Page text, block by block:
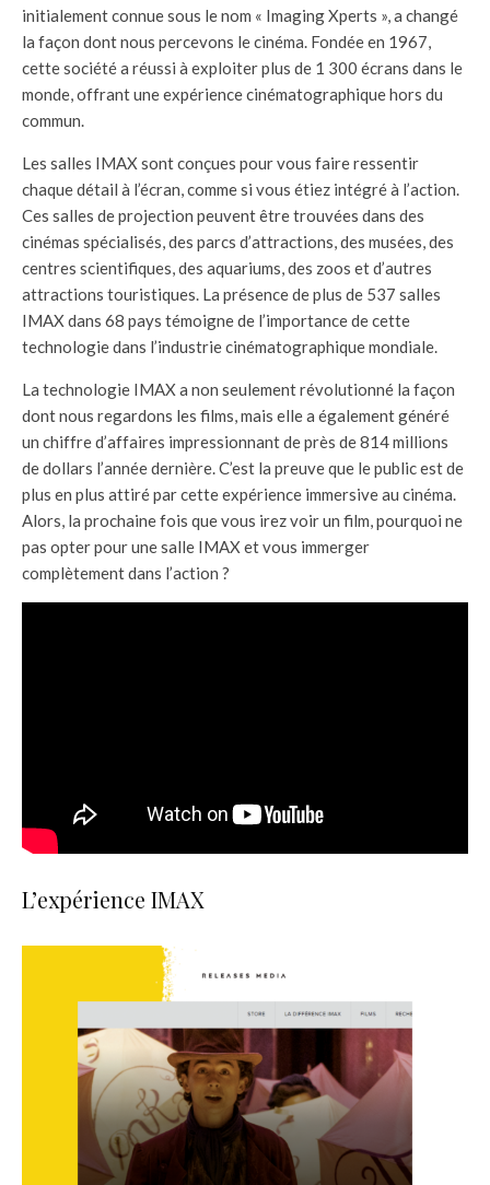
initialement connue sous le nom « Imaging Xperts », a changé
la façon dont nous percevons le cinéma. Fondée en 1967,
cette société a réussi à exploiter plus de 1 300 écrans dans le
monde, offrant une expérience cinématographique hors du
commun.
Les salles IMAX sont conçues pour vous faire ressentir
chaque détail à l’écran, comme si vous étiez intégré à l’action.
Ces salles de projection peuvent être trouvées dans des
cinémas spécialisés, des parcs d’attractions, des musées, des
centres scientifiques, des aquariums, des zoos et d’autres
attractions touristiques. La présence de plus de 537 salles
IMAX dans 68 pays témoigne de l’importance de cette
technologie dans l’industrie cinématographique mondiale.
La technologie IMAX a non seulement révolutionné la façon
dont nous regardons les films, mais elle a également généré
un chiffre d’affaires impressionnant de près de 814 millions
de dollars l’année dernière. C’est la preuve que le public est de
plus en plus attiré par cette expérience immersive au cinéma.
Alors, la prochaine fois que vous irez voir un film, pourquoi ne
pas opter pour une salle IMAX et vous immerger
complètement dans l’action ?
L’expérience IMAX